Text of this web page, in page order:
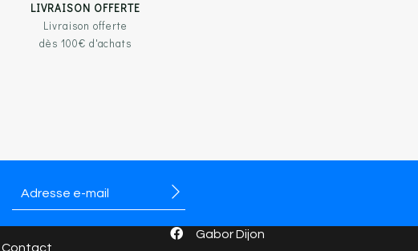
LIVRAISON OFFERTE
Livraison offerte
dès 100€ d'achats
Mentions légales
CGV
Contact
BLOC Chaussures
Gabor Dijon